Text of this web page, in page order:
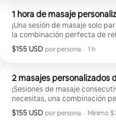
1 hora de masaje
¡Una sesión de masaje solo
la combinación perfecta de
terapéutico.
$155 USD por persona
$155 USD por huésped
, · 1 h
2 masajes personalizados
¡Sesiones de masaje consecutivas para dos!
necesitas, una combinación
masaje terapéutico.
$155 USD por persona
$155 USD por huésped · Mínimo
,